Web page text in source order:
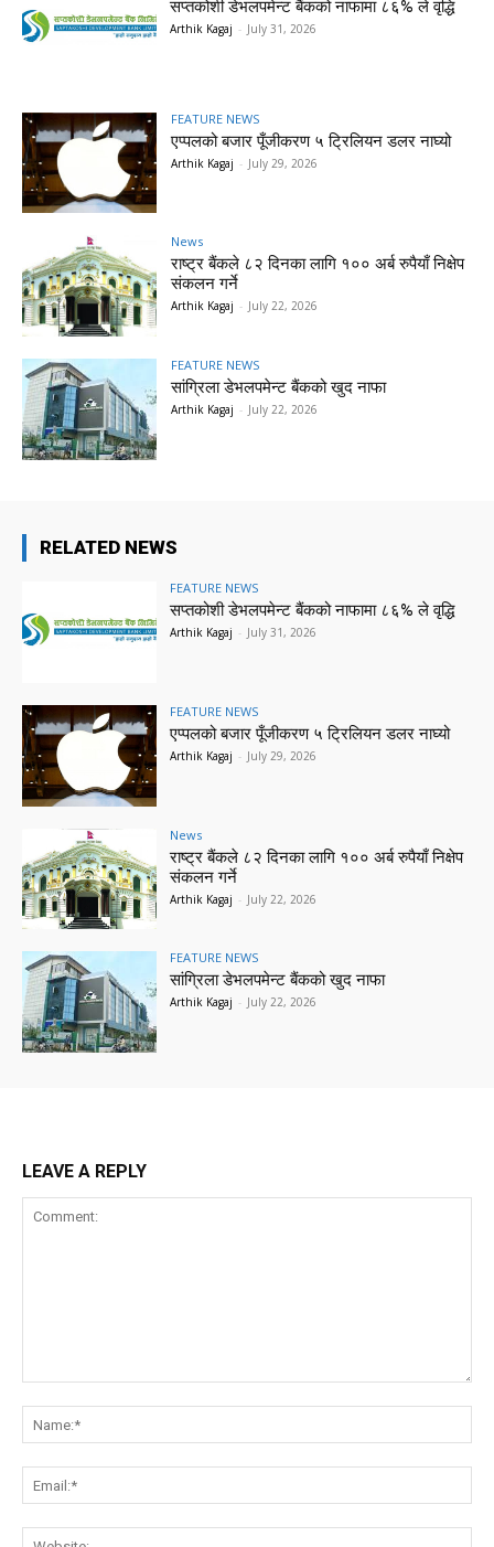
सप्तकोशी डेभलपमेन्ट बैंकको नाफामा ८६% ले वृद्धि
Arthik Kagaj - July 31, 2026
FEATURE NEWS
एप्पलको बजार पूँजीकरण ५ ट्रिलियन डलर नाघ्यो
Arthik Kagaj - July 29, 2026
News
राष्ट्र बैंकले ८२ दिनका लागि १०० अर्ब रुपैयाँ निक्षेप
संकलन गर्ने
Arthik Kagaj - July 22, 2026
FEATURE NEWS
सांग्रिला डेभलपमेन्ट बैंकको खुद नाफा
Arthik Kagaj - July 22, 2026
RELATED NEWS
FEATURE NEWS
सप्तकोशी डेभलपमेन्ट बैंकको नाफामा ८६% ले वृद्धि
Arthik Kagaj - July 31, 2026
FEATURE NEWS
एप्पलको बजार पूँजीकरण ५ ट्रिलियन डलर नाघ्यो
Arthik Kagaj - July 29, 2026
News
राष्ट्र बैंकले ८२ दिनका लागि १०० अर्ब रुपैयाँ निक्षेप
संकलन गर्ने
Arthik Kagaj - July 22, 2026
FEATURE NEWS
सांग्रिला डेभलपमेन्ट बैंकको खुद नाफा
Arthik Kagaj - July 22, 2026
LEAVE A REPLY